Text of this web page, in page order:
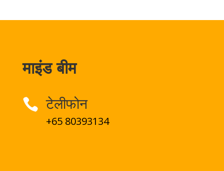
माइंड बीम
 टेलीफोन
+65 80393134